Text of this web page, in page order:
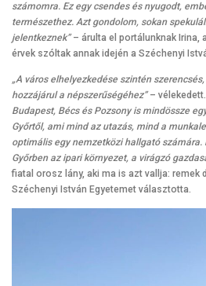
számomra. Ez egy csendes és nyugodt,
természethez. Azt gondolom, sokan
jelentkeznek”– árulta el portálunknak Irina,
érvek szóltak annak idején a Széchenyi
„A város elhelyezkedése szintén
hozzájárul a népszerűségéhez”– vélekedett.
Budapest, Bécs és Pozsony is mindössze
Győrtől, ami mind az utazás, mind a
optimális egy nemzetközi hallgató
Győrben az ipari környezet, a virágzó
fiatal orosz lány, aki ma is azt vallja:
Széchenyi István Egyetemet választotta.